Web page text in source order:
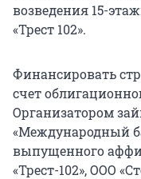
возведения 15-
«Трест 102».
Финансировать
счет
Организатором
«Международный
выпущенного
«Трест-102», ООО